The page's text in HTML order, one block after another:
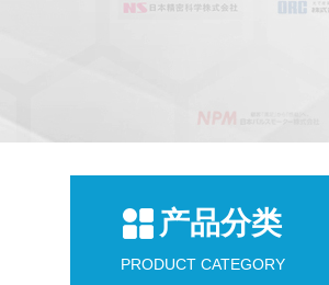
产品分类
PRODUCT CATEGORY